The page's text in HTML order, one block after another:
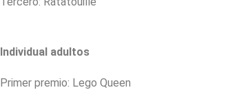
Individual adultos
Primer premio: Lego Queen